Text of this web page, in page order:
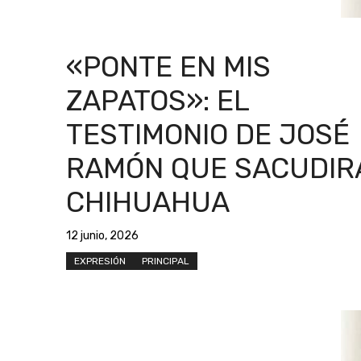
«PONTE EN MIS
ZAPATOS»: EL
TESTIMONIO DE JOSÉ
RAMÓN QUE
CHIHUAHUA
12 junio, 2026
EXPRESIÓN PRINCIPAL